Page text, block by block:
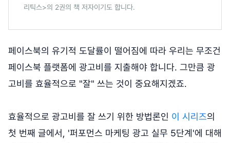
리틱스>의 2권의 책 저자이기도 합니다.
페이스북의 유기적 도달률이 떨어짐에 따라 우리는 무조건
페이스북 플랫폼에 광고비를 지출해야 합니다. 그만큼 광
고비를 효율적으로 "잘" 쓰는 것이 중요해지겠죠.
효율적으로 광고비를 잘 쓰기 위한 방법론인 이 시리즈의
첫 번째 글에서, '퍼포먼스 마케팅 광고 실무 5단계'에 대해